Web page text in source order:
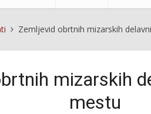
Zemljevid obrtnih mizarskih
mizarskih
mestu